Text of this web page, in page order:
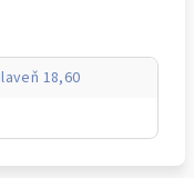
18,60